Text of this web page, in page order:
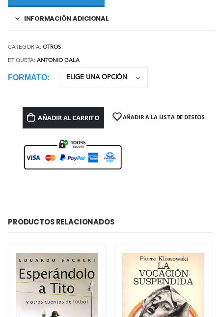
INFORMACIÓN ADICIONAL
CATEGORÍA: OTROS
ETIQUETA: ANTONIO GALA
FORMATO
AÑADIR AL CARRITO AÑADIR A LA LISTA DE DESEOS
PRODUCTOS RELACIONADOS